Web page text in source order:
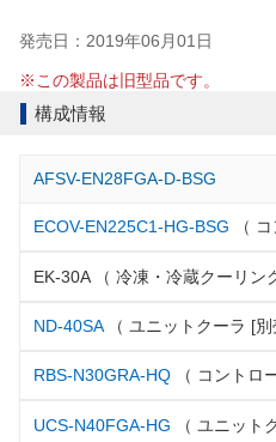
発売日：2019年06月01日
※この製品は旧型品です。
構成情報
AFSV-EN28FGA-D-BSG
ECOV-EN225C1-HG-BSG （
EK-30A （ 冷凍・冷蔵クーリン
ND-40SA （ ユニットクーラ [
RBS-N30GRA-HQ （ コント
UCS-N40FGA-HG （ ユニット